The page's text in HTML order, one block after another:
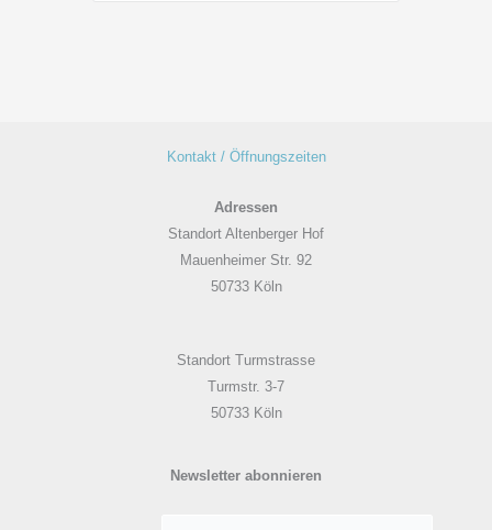
Kontakt / Öffnungszeiten
Adressen
Standort Altenberger Hof
Mauenheimer Str. 92
50733 Köln
Standort Turmstrasse
Turmstr. 3-7
50733 Köln
Newsletter abonnieren